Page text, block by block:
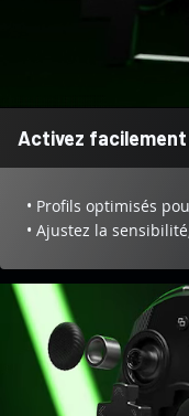
Activez
• Profils optimisés
• Ajustez la